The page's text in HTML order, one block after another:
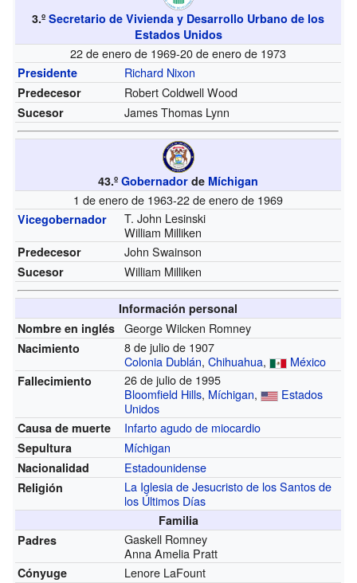
3.ºSecretario de Vivienda y Desarrollo Urbano de los
Estados Unidos
22 de enero de 1969-20 de enero de 1973
Presidente Richard Nixon
Predecesor Robert Coldwell Wood
Sucesor James Thomas Lynn
43.ºGobernador de Míchigan
1 de enero de 1963-22 de enero de 1969
Vicegobernador
T. John Lesinski
William Milliken
Predecesor John Swainson
Sucesor William Milliken
Información personal
Nombre en inglés
George Wilcken Romney
Nacimiento
8 de julio de 1907
Colonia Dublán,Chihuahua, México
Fallecimiento
26 de julio de 1995
Bloomfield Hills, Míchigan,
Estados
Unidos
Causa de muerte Infarto agudo de miocardio
Sepultura Míchigan
Nacionalidad Estadounidense
Religión
La Iglesia de Jesucristo de los Santos de
los Últimos Días
Familia
Padres
Gaskell Romney
Anna Amelia Pratt
Cónyuge Lenore LaFount